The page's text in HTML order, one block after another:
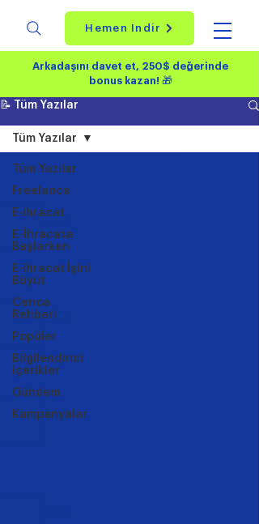
Hemen İndir
Arkadaşını davet et, 250$ değerinde
bonus kazan! 🎁
📝 Tüm Yazılar
Tüm Yazılar
Freelance
E-ihracat
E-İhracata
Başlarken
E-ihracat İşini
Büyüt
Cenoa
Rehberi
Popüler
Bilgilendirici
içerikler
Gündem
Kampanyalar
Tüm Yazılar